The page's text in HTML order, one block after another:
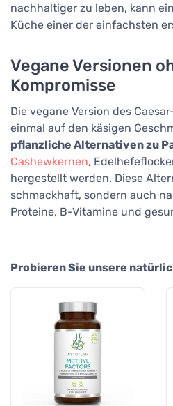
nachhaltiger zu leben, kann
Küche einer der einfachsten
Vegane Versionen
Kompromisse
Die vegane Version des
einmal auf den käsigen
pflanzliche Alternativen zu
Cashewkernen,
hergestellt werden. Diese
schmackhaft, sondern auch
Proteine, B-Vitamine und
Probieren Sie unsere